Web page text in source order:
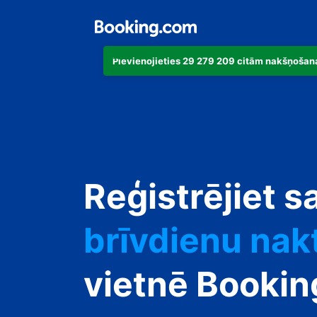
Pievienojieties 29 279 209 citām
Reģistrējiet
brīvdienu
viesu namu
pansiju
vietnē